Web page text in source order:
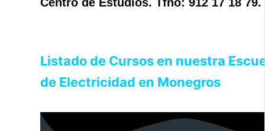
Listado de Cursos en nuestra
de Electricidad en Monegros